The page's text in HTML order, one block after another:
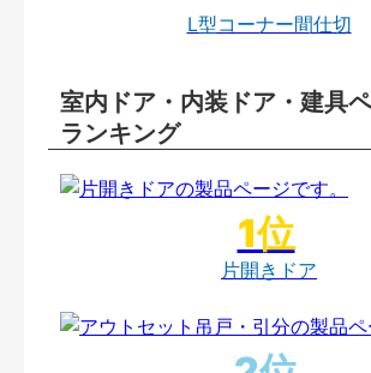
L型コーナー間仕切
室内ドア・内装ドア・建具
ランキング
片開きドア